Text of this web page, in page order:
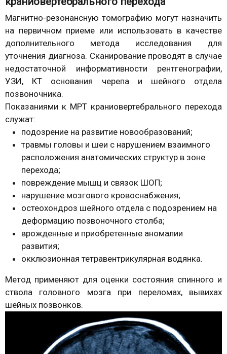
Магнитно-резонансную томографию могут назначить
на первичном приеме или использовать в качестве
дополнительного метода исследования для
уточнения диагноза. Сканирование проводят в случае
недостаточной информативности рентгенографии,
УЗИ, КТ основания черепа и шейного отдела
позвоночника.
Показаниями к МРТ краниовертебрального перехода
служат:
подозрение на развитие новообразований;
травмы головы и шеи с нарушением взаимного
расположения анатомических структур в зоне
перехода;
повреждение мышц и связок ШОП;
нарушение мозгового кровоснабжения;
остеохондроз шейного отдела с подозрением на
деформацию позвоночного столба;
врожденные и приобретенные аномалии
развития;
окклюзионная тетравентрикулярная водянка.
Метод применяют для оценки состояния спинного и
ствола головного мозга при переломах, вывихах
шейных позвонков.